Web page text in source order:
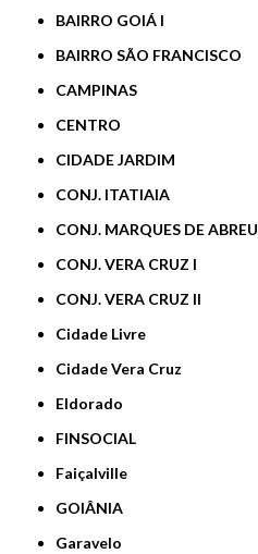
BAIRRO GOIÁ I
BAIRRO SÃO FRANCISCO
CAMPINAS
CENTRO
CIDADE JARDIM
CONJ. ITATIAIA
CONJ. MARQUES DE ABREU
CONJ. VERA CRUZ I
CONJ. VERA CRUZ II
Cidade Livre
Cidade Vera Cruz
Eldorado
FINSOCIAL
Faiçalville
GOIÂNIA
Garavelo